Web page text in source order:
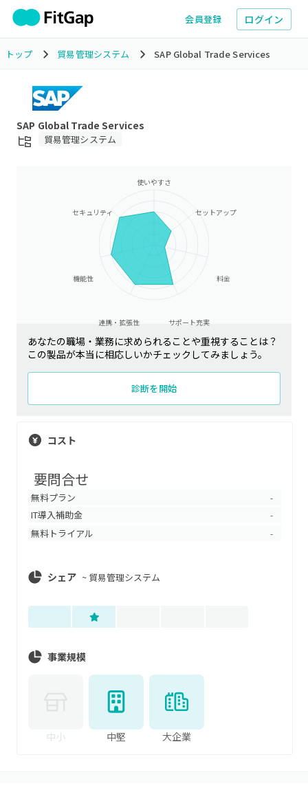
会員登録 ログイン
トップ 貿易管理システム SAP Global Trade Services
SAP Global Trade Services
貿易管理システム
使いやすさ
セットアップ
料金
サポート充実
連携・拡張性
機能性
セキュリティ
あなたの職場・業務に求められることや重視することは？
この製品が本当に相応しいかチェックしてみましょう。
診断を開始
コスト
要問合せ
無料プラン -
IT導入補助金 -
無料トライアル -
シェア ~ 貿易管理システム
事業規模
中小 中堅 大企業